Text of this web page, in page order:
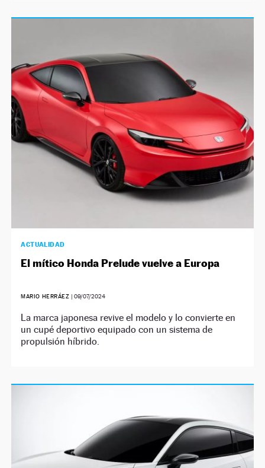
ACTUALIDAD
El mítico Honda Prelude vuelve a Europa
MARIO HERRÁEZ | 09/07/2024
La marca japonesa revive el modelo y lo convierte en
un cupé deportivo equipado con un sistema de
propulsión híbrido.